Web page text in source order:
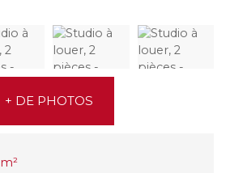
+ DE PHOTOS
m²